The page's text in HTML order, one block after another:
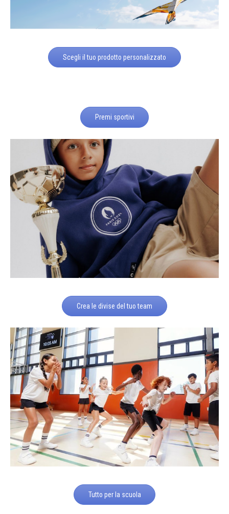
Scegli il tuo prodotto personalizzato
Premi sportivi
Crea le divise del tuo team
Tutto per la scuola